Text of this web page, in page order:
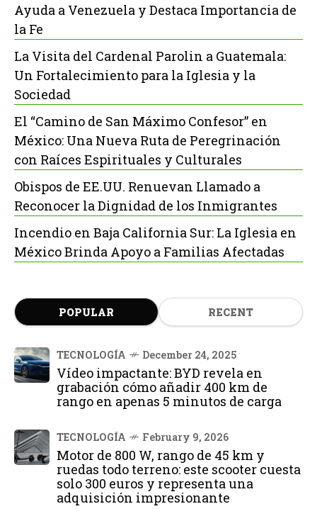
Ayuda a Venezuela y Destaca Importancia de
la Fe
La Visita del Cardenal Parolin a Guatemala:
Un Fortalecimiento para la Iglesia y la
Sociedad
El “Camino de San Máximo Confesor” en
México: Una Nueva Ruta de Peregrinación
con Raíces Espirituales y Culturales
Obispos de EE.UU. Renuevan Llamado a
Reconocer la Dignidad de los Inmigrantes
Incendio en Baja California Sur: La Iglesia en
México Brinda Apoyo a Familias Afectadas
POPULAR RECENT
TECNOLOGÍA December 24, 2025
Vídeo impactante: BYD revela en
grabación cómo añadir 400 km de
rango en apenas 5 minutos de carga
TECNOLOGÍA February 9, 2026
Motor de 800 W, rango de 45 km y
ruedas todo terreno: este scooter cuesta
solo 300 euros y representa una
adquisición impresionante